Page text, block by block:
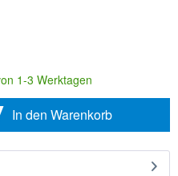
1-3 Werktagen
In den Warenkorb